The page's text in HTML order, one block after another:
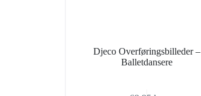
Djeco Overføringsbilleder –
Balletdansere